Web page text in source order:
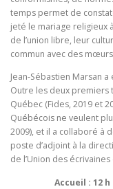
temps permet de
jeté le mariage religieux
de l’union libre, leur
commun avec des
Jean-Sébastien Marsan
Outre les deux premiers
Québec (Fides, 2019 et
Québécois ne veulent
2009), et il a collaboré à
poste d’adjoint à la
de l’Union des
Accueil : 12 h